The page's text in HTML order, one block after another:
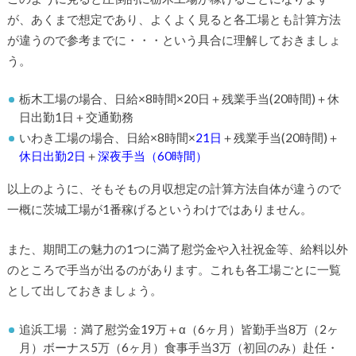
が、あくまで想定であり、よくよく見ると各工場とも計算方法
が違うので参考までに・・・という具合に理解しておきましょ
う。
栃木工場の場合、日給×8時間×20日＋残業手当(20時間)＋休
日出勤1日＋交通勤務
いわき工場の場合、日給×8時間×21日 ＋残業手当(20時間)＋
休日出勤2日 ＋深夜手当（60時間）
以上のように、そもそもの月収想定の計算方法自体が違うので
一概に茨城工場が1番稼げるというわけではありません。
また、期間工の魅力の1つに満了慰労金や入社祝金等、給料以外
のところで手当が出るのがあります。これも各工場ごとに一覧
として出しておきましょう。
追浜工場 ：満了慰労金19万＋α（6ヶ月）皆勤手当8万（2ヶ
月）ボーナス5万（6ヶ月）食事手当3万（初回のみ）赴任・